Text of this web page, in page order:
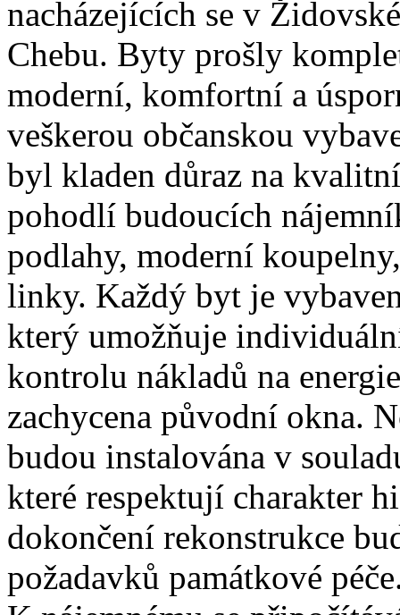
nacházejících se v
Chebu. Byty prošly
moderní, komfortní a
veškerou občanskou
byl kladen důraz na
pohodlí budoucích
podlahy, moderní
linky. Každý byt je
který umožňuje
kontrolu nákladů na
zachycena původní okna.
budou instalována v
které respektují charakter
dokončení rekonstrukce
požadavků památkové